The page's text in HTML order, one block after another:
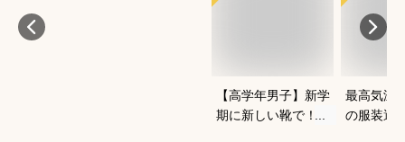
【高学年男子】新学
期に新しい靴で！か
最高気温
の服装選